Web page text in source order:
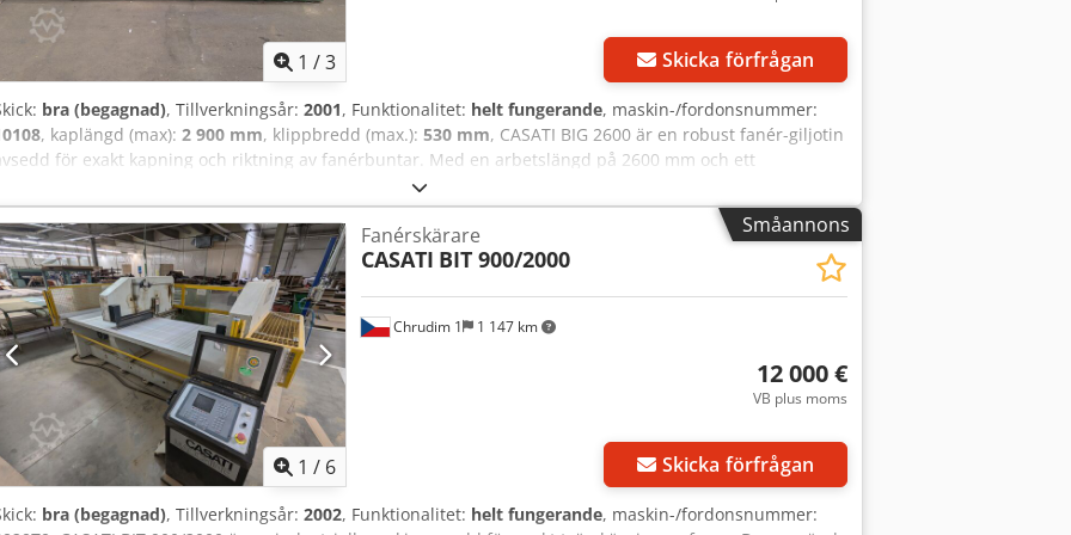
1 /3 Skicka förfrågan
bra (begagnad), Tillverkningsår: 2001, Funktionalitet: helt fungerande, maskin-/fordonsnummer:
, kaplängd (max): 2 900 mm, klippbredd (max.): 530 mm, CASATI BIG 2600 är en robust fanér-giljotin
för exakt kapning och riktning av fanérbuntar. Med en arbetslängd på 2600 mm och ett
tvåknivssystem möjliggör den rena och exakta snitt från båda sidor av materialet samtidigt. Maskinen är
för möbel-, dörr- och snickeriproduktion där hög precision och tillförlitlighet krävs vid
av fanérsammansättningar. Chodpeum Rpgjfx Aphsa
Småannons
1 / 6
Chrudim 1 1 147 km
Fanérskärare
CASATI BIT 900/2000
12 000 €
VB plus moms
Skicka förfrågan
bra (begagnad), Tillverkningsår: 2002, Funktionalitet: helt fungerande, maskin-/fordonsnummer: